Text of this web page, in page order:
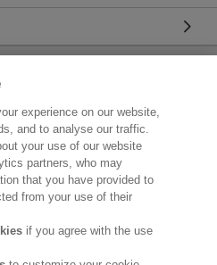
experience on our website,
and to analyse our traffic.
your use of our website
partners, who may
that you have provided to
from your use of their
if you agree with the use